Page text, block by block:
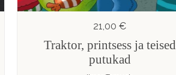
21,00 €
Traktor, printsess ja teised
putukad